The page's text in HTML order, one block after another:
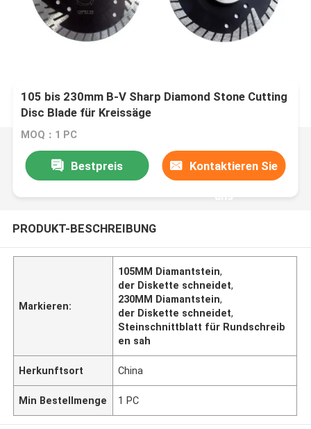
105 bis 230mm B-V Sharp Diamond Stone Cutting
Disc Blade für Kreissäge
MOQ：1 PC
Bestpreis Kontaktieren Sie
uns
PRODUKT-BESCHREIBUNG
Markieren:
105MM Diamantstein,
der Diskette schneidet,
230MM Diamantstein,
der Diskette schneidet,
Steinschnittblatt für Rundschreib
en sah
Herkunftsort China
Min Bestellmenge 1 PC